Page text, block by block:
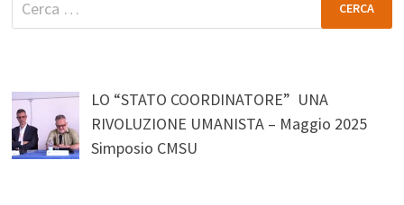
per:
LO “STATO COORDINATORE” UNA
RIVOLUZIONE UMANISTA – Maggio 2025
Simposio CMSU